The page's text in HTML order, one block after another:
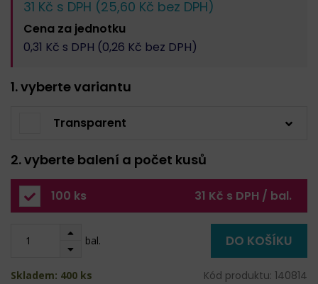
31 Kč s DPH (25,60 Kč bez DPH)
Cena za jednotku
0,31 Kč s DPH (0,26 Kč bez DPH)
1. vyberte variantu
Transparent
2. vyberte balení a počet kusů
100 ks 31 Kč s DPH / bal.
bal. DO KOŠÍKU
Skladem: 400 ks Kód produktu: 140814